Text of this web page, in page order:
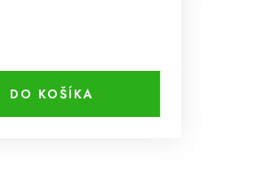
DO KOŠÍKA